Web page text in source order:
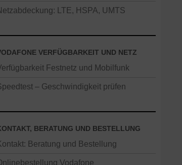
LTE, HSPA, UMTS
VERFÜGBARKEIT UND NETZ
Festnetz und Mobilfunk
– Geschwindigkeit prüfen
BERATUNG UND BESTELLUNG
Beratung und Bestellung
Vodafone